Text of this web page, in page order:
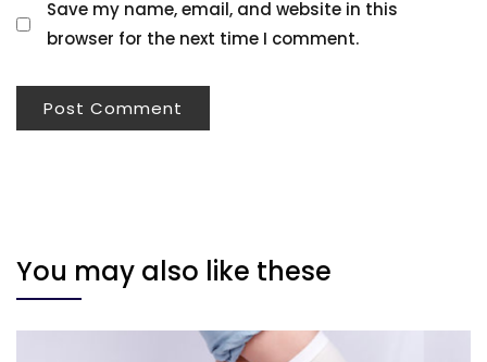
Save my name, email, and website in this
browser for the next time I comment.
You may also like these